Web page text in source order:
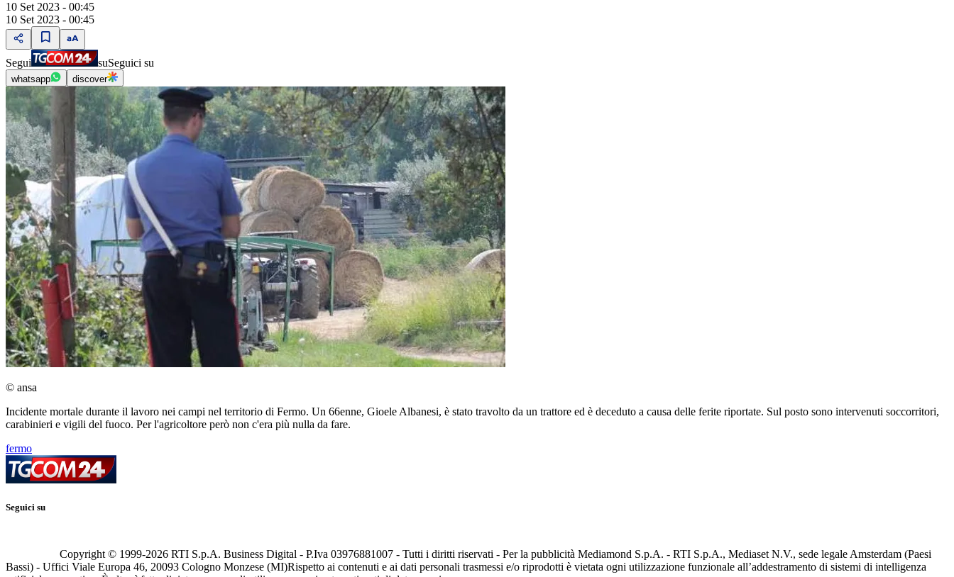
10 Set 2023 - 00:45
10 Set 2023 - 00:45
Segui suSeguici su
whatsapp discover
© ansa
Incidente mortale durante il lavoro nei campi nel territorio di Fermo. Un 66enne, Gioele Albanesi, è stato travolto da un trattore ed è deceduto a causa delle ferite riportate. Sul posto sono intervenuti soccorritori,
carabinieri e vigili del fuoco. Per l'agricoltore però non c'era più nulla da fare.
fermo
Seguici su
Copyright © 1999-2026 RTI S.p.A. Business Digital - P.Iva 03976881007 - Tutti i diritti riservati - Per la pubblicità Mediamond S.p.A. - RTI S.p.A., Mediaset N.V., sede legale Amsterdam (Paesi
Bassi) - Uffici Viale Europa 46, 20093 Cologno Monzese (MI)Rispetto ai contenuti e ai dati personali trasmessi e/o riprodotti è vietata ogni utilizzazione funzionale all’addestramento di sistemi di intelligenza